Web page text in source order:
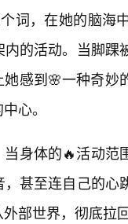
词，在她的脑海
的活动。当脚
感到🌸一种奇
心。
身体的🔥活动范
甚至连自己的
部世界，彻底拉